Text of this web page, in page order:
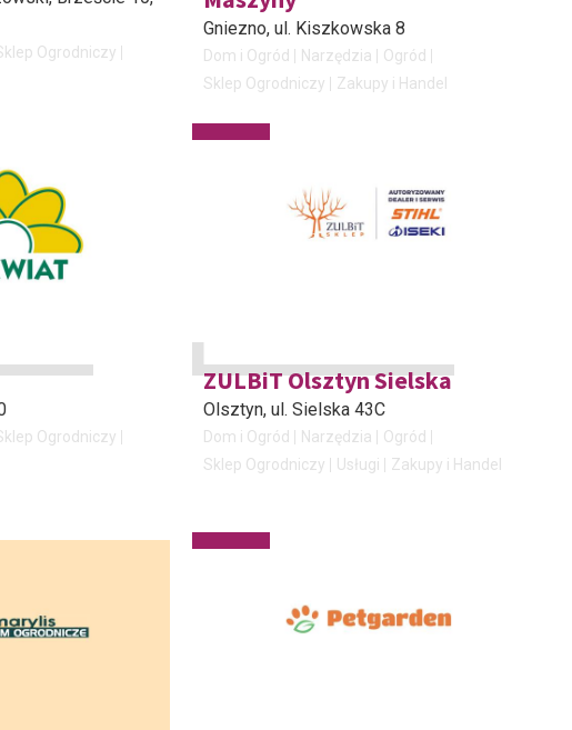
Ogrodniczy
Gniezno, ul. Kiszkowska 8
Dom i Ogród Narzędzia
Ogród
Sklep Ogrodniczy
Zakupy i Handel
Ogrodniczy
ZULBiT Olsztyn Sielska
Olsztyn, ul. Sielska 43C
Dom i Ogród Narzędzia
Ogród
Sklep Ogrodniczy
Usługi Zakupy i Handel